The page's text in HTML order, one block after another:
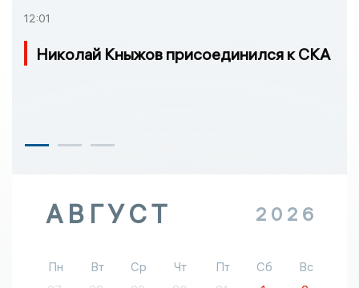
12:01
Николай Кныжов присоединился к СКА
АВГУСТ 2026
Пн Вт Ср Чт Пт Сб
Вс